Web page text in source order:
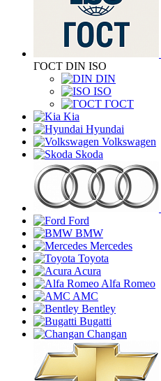
ГОСТ DIN ISO
DIN
ISO
ГОСТ
Kia
Hyundai
Volkswagen
Skoda
Ford
BMW
Mercedes
Toyota
Acura
Alfa Romeo
AMC
Bentley
Bugatti
Changan